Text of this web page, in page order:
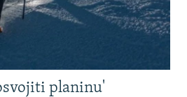
planinu'